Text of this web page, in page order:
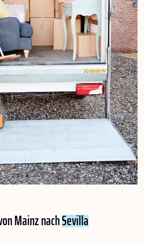
Mainz nachSevilla